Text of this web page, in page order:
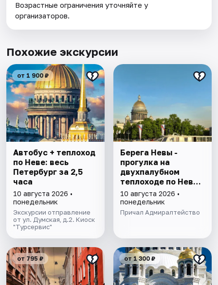
Возрастные ограничения уточняйте у
организаторов.
Похожие экскурсии
от 1 900 ₽
Автобус + теплоход
по Неве: весь
Петербург за 2,5
часа
10 августа 2026 •
понедельник
Экскурсии отправление
от ул. Думская, д.2. Киоск
"Турсервис"
Берега Невы -
прогулка на
двухпалубном
теплоходе по Неве
с подходом к
Финскому заливу
10 августа 2026 •
понедельник
Причал Адмиралтейство
от 795 ₽ от 1 300 ₽